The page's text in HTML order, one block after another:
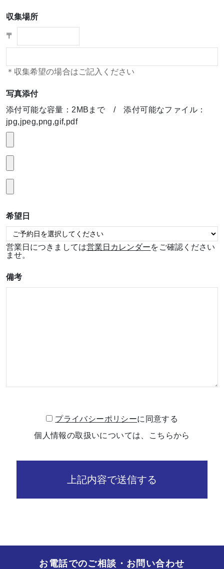
収集場所
〒
＊収集希望の場合はご記入ください
写真添付
添付可能な容量：2MBまで / 添付可能なファイル：
jpg,jpeg,png,gif,pdf
希望日
営業日につきましては営業日カレンダーをご確認ください
ませ。
備考
プライバシーポリシーに同意する
個人情報の取扱いについては、こちらから
上記内容で送信する
お電話でのご相談・ お問い合わせ